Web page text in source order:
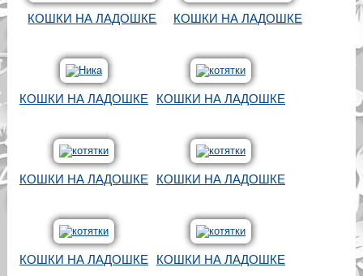
КОШКИ НА ЛАДОШКЕ КОШКИ НА ЛАДОШКЕ
КОШКИ НА ЛАДОШКЕ КОШКИ НА ЛАДОШКЕ
КОШКИ НА ЛАДОШКЕ КОШКИ НА ЛАДОШКЕ
КОШКИ НА ЛАДОШКЕ КОШКИ НА ЛАДОШКЕ